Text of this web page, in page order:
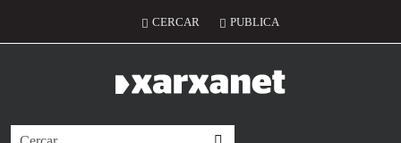
Menú del compte d'usuari
CERCAR PUBLICA
Cerca